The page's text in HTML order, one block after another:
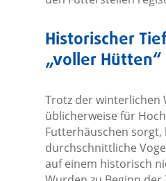
Historischer
„voller Hütten“
Trotz der winterlichen
üblicherweise für
Futterhäuschen sorgt,
durchschnittliche
auf einem historisch